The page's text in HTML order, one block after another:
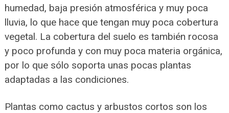
humedad, baja presión atmosférica y muy poca
lluvia, lo que hace que tengan muy poca cobertura
vegetal. La cobertura del suelo es también rocosa
y poco profunda y con muy poca materia orgánica,
por lo que sólo soporta unas pocas plantas
adaptadas a las condiciones.
Plantas como cactus y arbustos cortos son los